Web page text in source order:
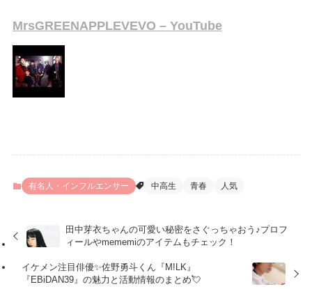
MrsGREENAPPLEVEVO – YouTube
有名人・インフルエンサー 中高生 青春 人気
田中芽衣ちゃんの可愛い秘密をさぐっちゃおう♪プロフ
ィールやmememiのアイテムもチェック！
イケメン注目俳優✨佐野勇斗くん『M!LK』
『EBiDAN39』の魅力と活動情報のまとめ💘